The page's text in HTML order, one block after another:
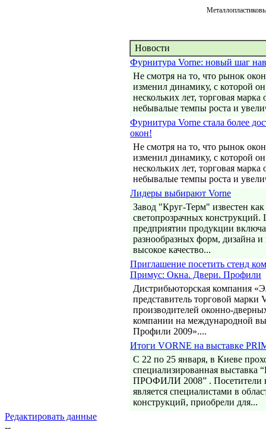
Новости
Фурнитура Vorne: новый шаг
Не смотря на то, что рынок
изменил динамику, с которой
нескольких лет, торговая
небывалые темпы роста и
Фурнитура Vorne стала более
окон!
Не смотря на то, что рынок
изменил динамику, с которой
нескольких лет, торговая
небывалые темпы роста и
Лидеры выбирают Vorne
Завод "Круг-Терм" известен
светопрозрачных
предприятии продукции
разнообразных форм, дизайна
высокое качество...
Приглашение посетить стенд
Примус: Окна. Двери. Профили
Дистрибьюторская компания
представитель торговой марки
производителей оконно-
компании на международной
Профили 2009»....
Итоги VORNE на выставке
С 22 по 25 января, в Киеве
специализированная
ПРОФИЛИ 2008” . Посетители
является специалистами в
конструкций, приобрели для...
Редактировать данные
--